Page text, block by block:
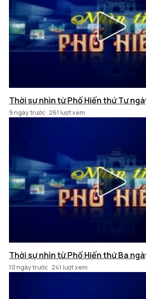
Thời sự nhìn từ Phố Hiến thứ Tư
9 ngày trước 261 lượt xem
Thời sự nhìn từ Phố Hiến thứ Ba
10 ngày trước 241 lượt xem